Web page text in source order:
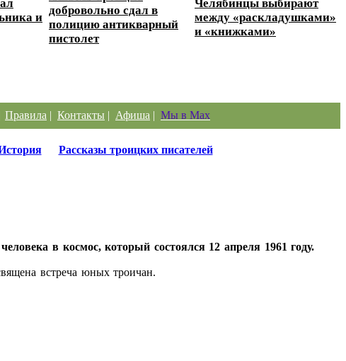
и
добровольно сдал в
полицию антикварный
пистолет
Челябинцы выбирают
между «раскладушками»
и «книжками»
Правила | Контакты | Афиша | Мы в Max
Рассказы троицких писателей
в космос, который состоялся 12 апреля 1961 году.
встреча юных троичан.